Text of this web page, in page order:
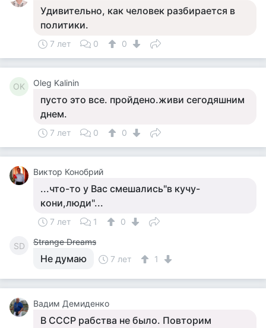
Удивительно, как человек разбирается в
политики.
7 лет 0 0
OK Oleg Kalinin
пусто это все. пройдено.живи сегодяшним
днем.
7 лет 0 0
Виктор Конобрий
...что-то у Вас смешались"в кучу-
кони,люди"...
7 лет 1 0
SD Strange Dreams
Не думаю 7 лет 1
Вадим Демиденко
В СССР рабства не было. Повторим